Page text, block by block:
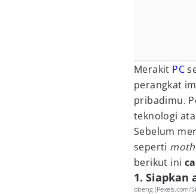
Merakit PC
perangkat
pribadimu.
teknologi
Sebelum
seperti
berikut ini
1.
obeng (Pexels.com/